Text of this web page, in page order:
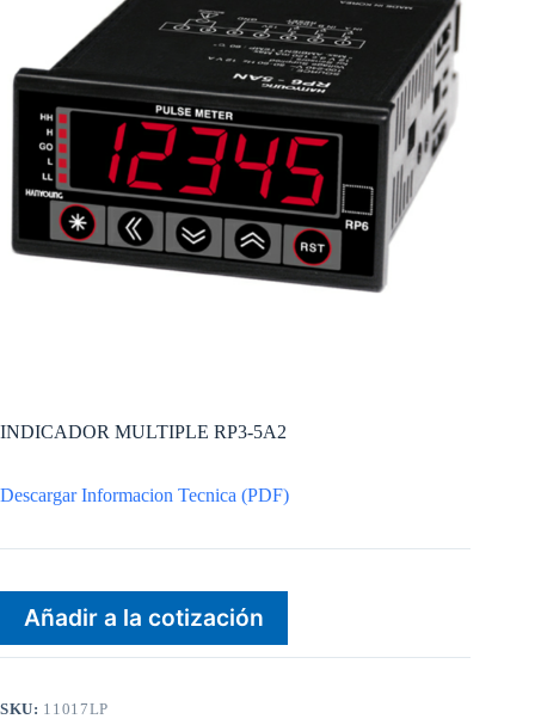
INDICADOR MULTIPLE RP3-5A2
Descargar Informacion Tecnica (PDF)
Añadir a la cotización
SKU: 11017LP